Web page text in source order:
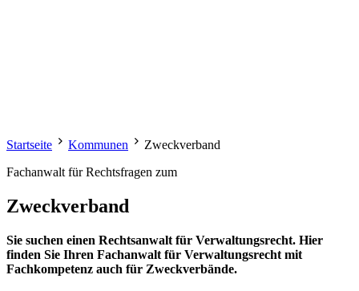
Startseite Kommunen
Zweckverband
Fachanwalt für Rechtsfragen zum
Zweckverband
Sie suchen einen Rechtsanwalt für Verwaltungsrecht. Hier
finden Sie Ihren Fachanwalt für Verwaltungsrecht mit
Fachkompetenz auch für Zweckverbände.